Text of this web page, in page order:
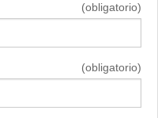
(obligatorio)
(obligatorio)